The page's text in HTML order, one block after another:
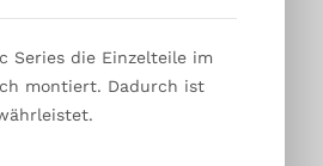
Series die Einzelteile im
montiert. Dadurch ist